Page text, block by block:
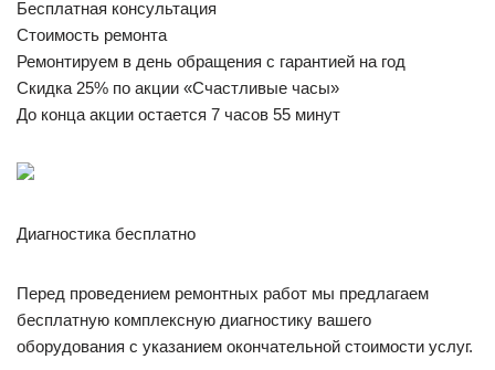
Бесплатная консультация
Стоимость ремонта
Ремонтируем в день обращения с гарантией на год
Скидка 25% по акции «Счастливые часы»
До конца акции остается 7 часов 55 минут
Диагностика бесплатно
Перед проведением ремонтных работ мы предлагаем
бесплатную комплексную диагностику вашего
оборудования с указанием окончательной стоимости услуг.